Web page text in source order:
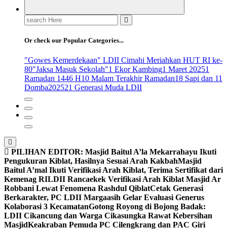
Search
for:
Or check our Popular Categories...
"Gowes Kemerdekaan" LDII Cimahi Meriahkan HUT RI ke-
80"Jaksa Masuk Sekolah"1 Ekor Kambing1 Maret 20251
Ramadan 1446 H10 Malam Terakhir Ramadan18 Sapi dan 11
Domba202521 Generasi Muda LDII
PILIHAN EDITOR: Masjid Baitul A’la Mekarrahayu Ikuti
Pengukuran Kiblat, Hasilnya Sesuai Arah KakbahMasjid
Baitul A’mal Ikuti Verifikasi Arah Kiblat, Terima Sertifikat dari
Kemenag RILDII Rancaekek Verifikasi Arah Kiblat Masjid Ar
Robbani Lewat Fenomena Rashdul QiblatCetak Generasi
Berkarakter, PC LDII Margaasih Gelar Evaluasi Generus
Kolaborasi 3 KecamatanGotong Royong di Bojong Badak:
LDII Cikancung dan Warga Cikasungka Rawat Kebersihan
MasjidKeakraban Pemuda PC Cilengkrang dan PAC Giri